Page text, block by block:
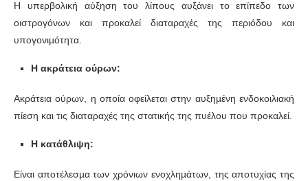
Η υπερβολική αύξηση του λίπους αυξάνει το επίπεδο των
οιστρογόνων και προκαλεί διαταραχές της περιόδου και
υπογονιµότητα.
Η ακράτεια ούρων:
Ακράτεια ούρων, η οποία οφείλεται στην αυξηµένη ενδοκοιλιακή
πίεση και τις διαταραχές της στατικής της πυέλου που προκαλεί.
Η κατάθλιψη:
Είναι αποτέλεσµα των χρόνιων ενοχληµάτων, της αποτυχίας της